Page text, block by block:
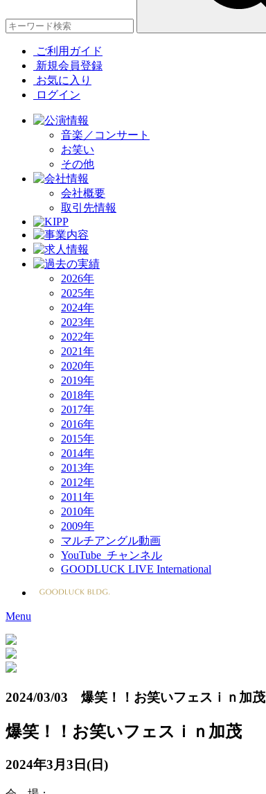
ご利用ガイド
新規会員登録
お気に入り
ログイン
音楽／コンサート
お笑い
その他
会社概要
取引先情報
2026年
2025年
2024年
2023年
2022年
2021年
2020年
2019年
2018年
2017年
2016年
2015年
2014年
2013年
2012年
2011年
2010年
2009年
マルチアングル動画
YouTube チャンネル
GOODLUCK LIVE International
Menu
2024/03/03 爆笑！！お笑いフェスｉｎ加茂
爆笑！！お笑いフェスｉｎ加茂
2024年3月3日(日)